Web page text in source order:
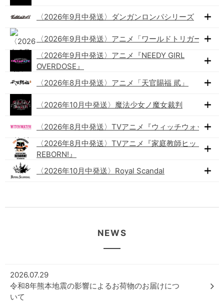
〈2026年9月中発送〉ダンガンロンパシリーズ
〈2026年9月中発送〉アニメ「ワールドトリガー」
〈2026年9月中発送〉アニメ『NEEDY GIRL
OVERDOSE』
〈2026年8月中発送〉アニメ「天官賜福 貮」
〈2026年10月中発送〉魔法少女ノ魔女裁判
〈2026年8月中発送〉TVアニメ『ウィッチウォッチ』
〈2026年8月中発送〉TVアニメ『家庭教師ヒットマン
REBORN!』
〈2026年10月中発送〉Royal Scandal
NEWS
2026.07.29
令和8年熊本地震の影響によるお荷物のお届けにつ
いて